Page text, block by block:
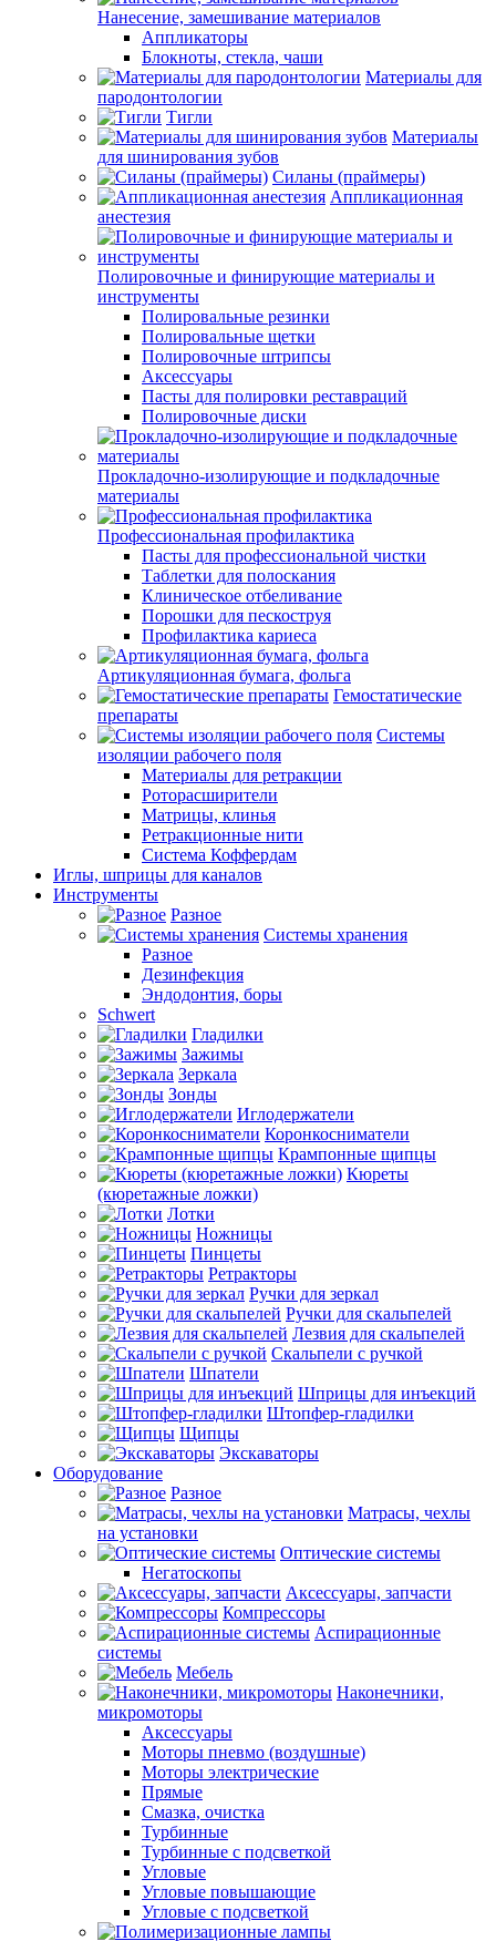
Нанесение, замешивание материалов
Аппликаторы
Блокноты, стекла, чаши
Материалы для
пародонтологии
Тигли
Материалы
для шинирования зубов
Силаны (праймеры)
Аппликационная
анестезия
Полировочные и финирующие материалы и
инструменты
Полировальные резинки
Полировальные щетки
Полировочные штрипсы
Аксессуары
Пасты для полировки реставраций
Полировочные диски
Прокладочно-изолирующие и подкладочные
материалы
Профессиональная профилактика
Пасты для профессиональной чистки
Таблетки для полоскания
Клиническое отбеливание
Порошки для пескоструя
Профилактика кариеса
Артикуляционная бумага, фольга
Гемостатические
препараты
Системы
изоляции рабочего поля
Материалы для ретракции
Роторасширители
Матрицы, клинья
Ретракционные нити
Система Коффердам
Иглы, шприцы для каналов
Инструменты
Разное
Системы хранения
Разное
Дезинфекция
Эндодонтия, боры
Schwert
Гладилки
Зажимы
Зеркала
Зонды
Иглодержатели
Коронкосниматели
Крампонные щипцы
Кюреты
(кюретажные ложки)
Лотки
Ножницы
Пинцеты
Ретракторы
Ручки для зеркал
Ручки для скальпелей
Лезвия для скальпелей
Скальпели с ручкой
Шпатели
Шприцы для инъекций
Штопфер-гладилки
Щипцы
Экскаваторы
Оборудование
Разное
Матрасы, чехлы
на установки
Оптические системы
Негатоскопы
Аксессуары, запчасти
Компрессоры
Аспирационные
системы
Мебель
Наконечники,
микромоторы
Аксессуары
Моторы пневмо (воздушные)
Моторы электрические
Прямые
Смазка, очистка
Турбинные
Турбинные с подсветкой
Угловые
Угловые повышающие
Угловые с подсветкой